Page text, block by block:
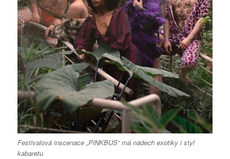
Festivalová inscenace „PiNKBUS“ má nádech exotiky i styl
kabaretu